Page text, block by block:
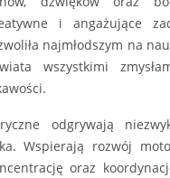
i angażujące
najmłodszym na
wszystkimi
odgrywają
Wspierają rozwój
oraz